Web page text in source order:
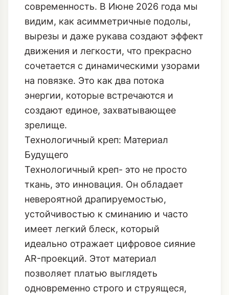
современность. В Июне 2026 года мы
видим, как асимметричные подолы,
вырезы и даже рукава создают эффект
движения и легкости, что прекрасно
сочетается с динамическими узорами
на повязке. Это как два потока
энергии, которые встречаются и
создают единое, захватывающее
зрелище.
Технологичный креп: Материал
Будущего
Технологичный креп- это не просто
ткань, это инновация. Он обладает
невероятной драпируемостью,
устойчивостью к сминанию и часто
имеет легкий блеск, который
идеально отражает цифровое сияние
AR-проекций. Этот материал
позволяет платью выглядеть
одновременно строго и струящеся,